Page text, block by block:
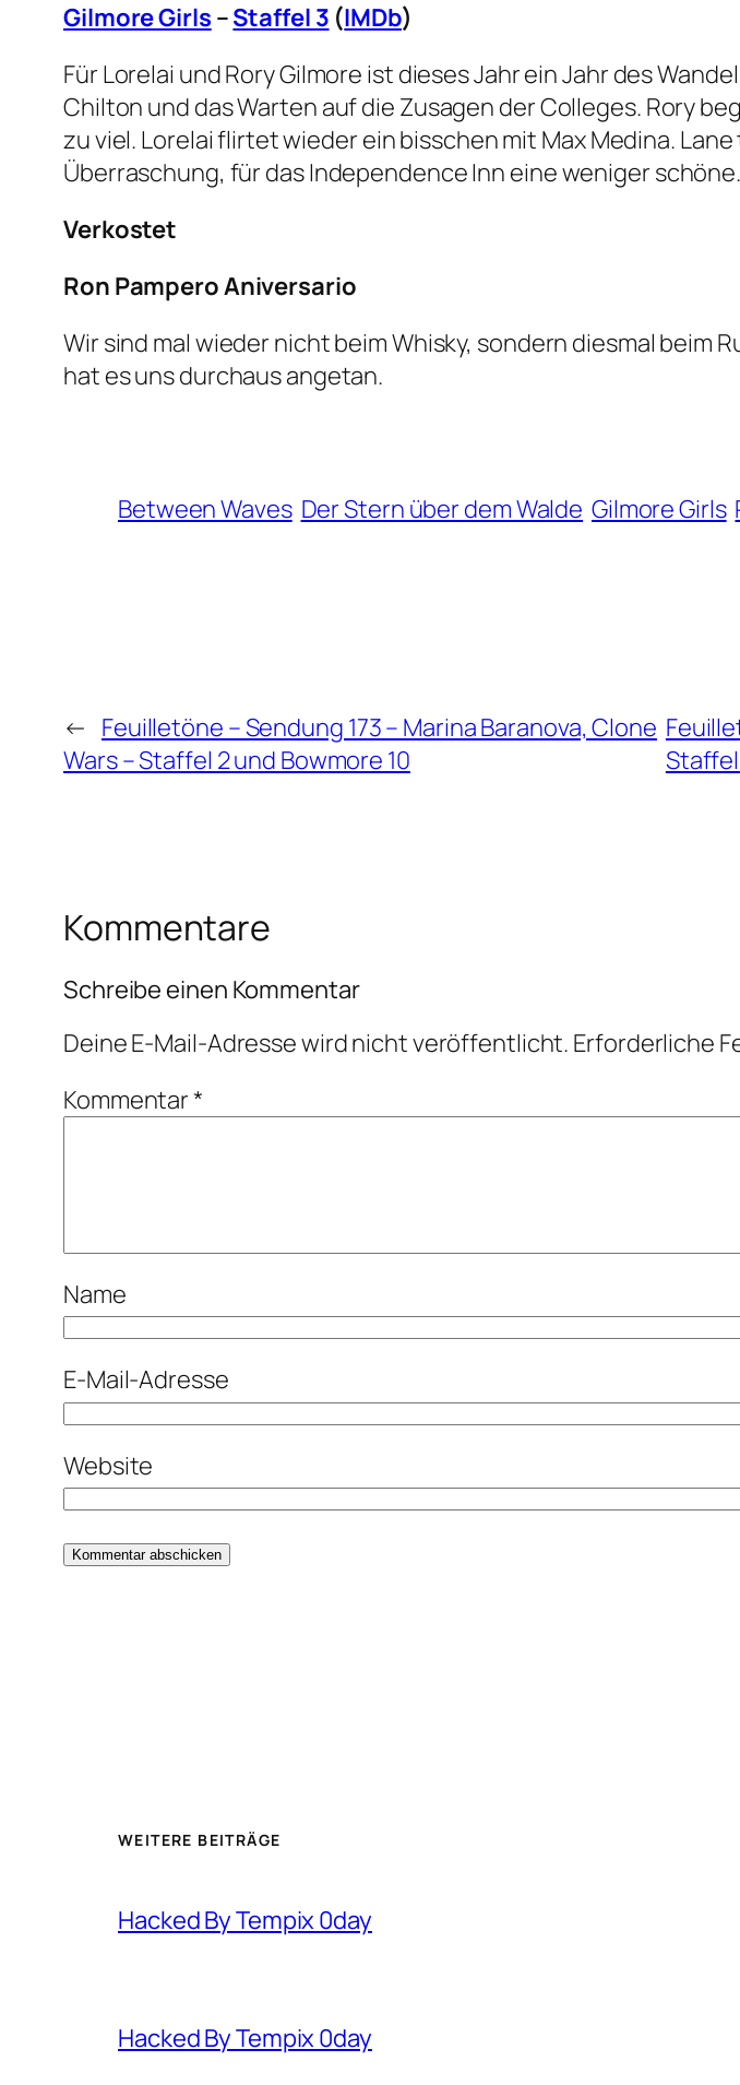
Gilmore Girls –Staffel 3 (IMDb)
Für Lorelai und Rory Gilmore ist dieses Jahr ein Jahr des
Chilton und das Warten auf die Zusagen der Colleges. Rory
zu viel. Lorelai flirtet wieder ein bisschen mit Max Medina.
Überraschung, für das Independence Inn eine weniger schöne.
Verkostet
Ron Pampero Aniversario
Wir sind mal wieder nicht beim Whisky, sondern diesmal beim
hat es uns durchaus angetan.
Between Waves Der Stern über dem Walde Gilmore Girls
← Feuilletöne – Sendung 173 – Marina Baranova, Clone
Wars – Staffel 2 und Bowmore 10
Kommentare
Schreibe einen Kommentar
Deine E-Mail-Adresse wird nicht veröffentlicht. Erforderliche
Kommentar*
Name
E-Mail-Adresse
Website
WEITERE BEITRÄGE
Hacked By Tempix 0day
Hacked By Tempix 0day